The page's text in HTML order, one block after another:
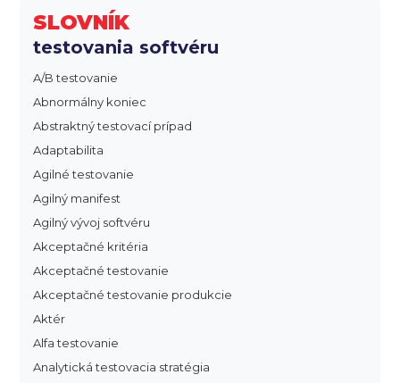
SLOVNÍK
testovania softvéru
A/B testovanie
Abnormálny koniec
Abstraktný testovací prípad
Adaptabilita
Agilné testovanie
Agilný manifest
Agilný vývoj softvéru
Akceptačné kritéria
Akceptačné testovanie
Akceptačné testovanie produkcie
Aktér
Alfa testovanie
Analytická testovacia stratégia